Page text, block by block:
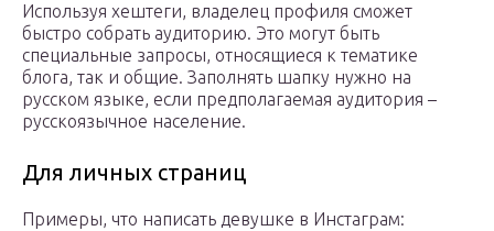
Используя хештеги, владелец профиля сможет
быстро собрать аудиторию. Это могут быть
специальные запросы, относящиеся к тематике
блога, так и общие. Заполнять шапку нужно на
русском языке, если предполагаемая аудитория –
русскоязычное население.
Для личных страниц
Примеры, что написать девушке в Инстаграм: